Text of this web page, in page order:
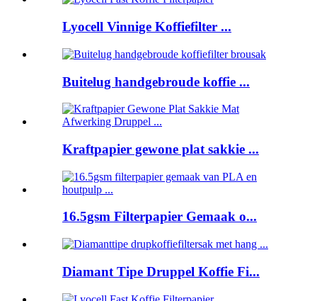
Lyocell Vinnige Koffiefilter ...
Buitelug handgebroude koffie ...
Kraftpapier gewone plat sakkie ...
16.5gsm Filterpapier Gemaak o...
Diamant Tipe Druppel Koffie Fi...